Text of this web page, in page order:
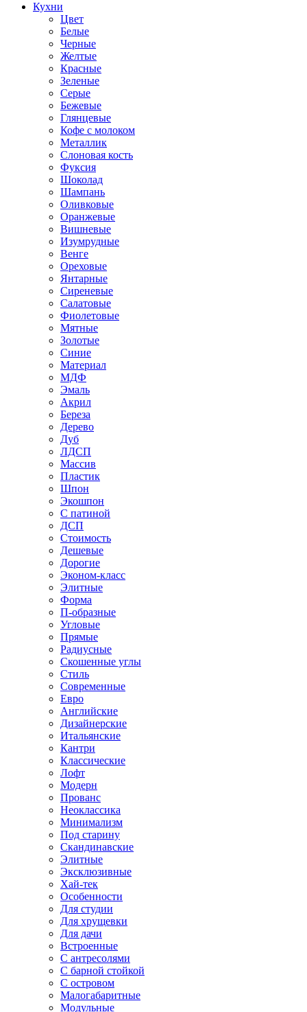
Кухни
Цвет
Белые
Черные
Желтые
Красные
Зеленые
Серые
Бежевые
Глянцевые
Кофе с молоком
Металлик
Слоновая кость
Фуксия
Шоколад
Шампань
Оливковые
Оранжевые
Вишневые
Изумрудные
Венге
Ореховые
Янтарные
Сиреневые
Салатовые
Фиолетовые
Мятные
Золотые
Синие
Материал
МДФ
Эмаль
Акрил
Береза
Дерево
Дуб
ЛДСП
Массив
Пластик
Шпон
Экошпон
С патиной
ДСП
Стоимость
Дешевые
Дорогие
Эконом-класс
Элитные
Форма
П-образные
Угловые
Прямые
Радиусные
Скошенные углы
Стиль
Современные
Евро
Английские
Дизайнерские
Итальянские
Кантри
Классические
Лофт
Модерн
Прованс
Неоклассика
Минимализм
Под старину
Скандинавские
Элитные
Эксклюзивные
Хай-тек
Особенности
Для студии
Для хрущевки
Для дачи
Встроенные
С антресолями
С барной стойкой
С островом
Малогабаритные
Модульные